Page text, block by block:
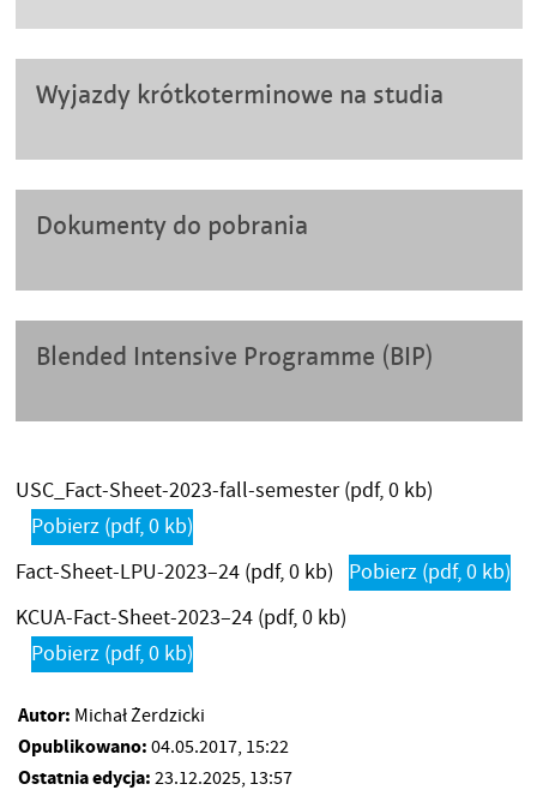
Wyjazdy krótkoterminowe na studia
Dokumenty do pobrania
Blended Intensive Programme (BIP)
USC_Fact-Sheet-2023-fall-semester (pdf, 0 kb)
Pobierz (pdf, 0 kb)
Fact-Sheet-LPU-2023–24 (pdf, 0 kb) Pobierz (pdf, 0 kb)
KCUA-Fact-Sheet-2023–24 (pdf, 0 kb)
Pobierz (pdf, 0 kb)
Autor: Michał Żerdzicki
Opublikowano: 04.05.2017, 15:22
Ostatnia edycja: 23.12.2025, 13:57